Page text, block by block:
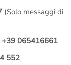
(Solo messaggi di
+39 065416661
552